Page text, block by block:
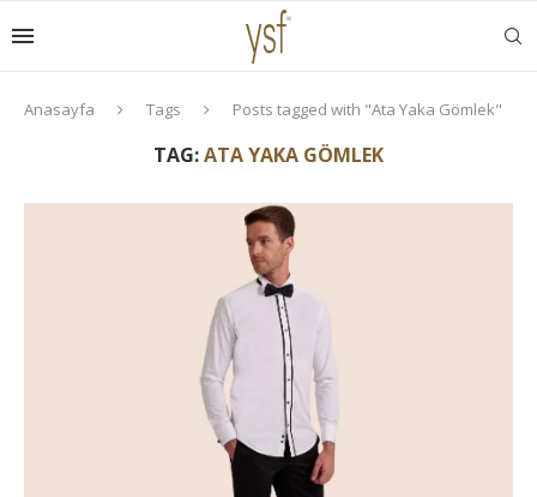
Anasayfa Tags Posts tagged with "Ata Yaka Gömlek"
TAG:ATA YAKA GÖMLEK